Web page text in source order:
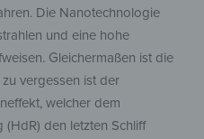
Die Nanotechnologie
und eine hohe
Gleichermaßen ist die
vergessen ist der
welcher dem
den letzten Schliff